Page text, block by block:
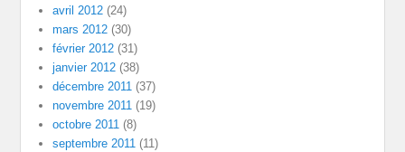
avril 2012 (24)
mars 2012 (30)
février 2012 (31)
janvier 2012 (38)
décembre 2011 (37)
novembre 2011 (19)
octobre 2011 (8)
septembre 2011 (11)